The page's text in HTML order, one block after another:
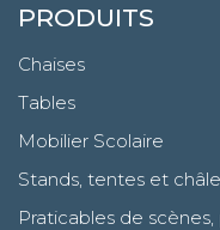
PRODUITS
Chaises
Tables
Mobilier Scolaire
Stands, tentes et
Praticables de